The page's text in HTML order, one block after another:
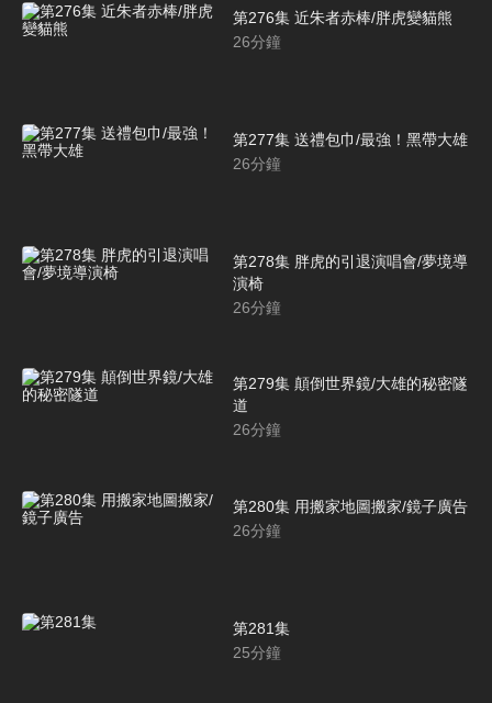
第276集 近朱者赤棒/胖虎變貓熊
26分鐘
第277集 送禮包巾/最強！黑帶大雄
26分鐘
第278集 胖虎的引退演唱會/夢境導
演椅
26分鐘
第279集 顛倒世界鏡/大雄的秘密隧
道
26分鐘
第280集 用搬家地圖搬家/鏡子廣告
26分鐘
第281集
25分鐘